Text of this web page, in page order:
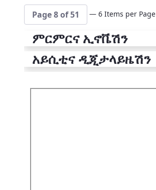
Page 8 of 51 — 6 Items per Page
ምርምርና ኢኖቬሽን
አይሲቲና ዲጂታላይዜሽን